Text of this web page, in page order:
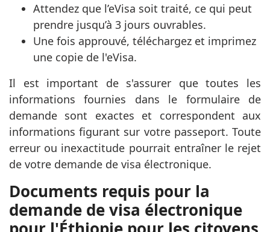
Attendez que l’eVisa soit traité, ce qui peut
prendre jusqu’à 3 jours ouvrables.
Une fois approuvé, téléchargez et imprimez
une copie de l'eVisa.
Il est important de s'assurer que toutes les
informations fournies dans le formulaire de
demande sont exactes et correspondent aux
informations figurant sur votre passeport. Toute
erreur ou inexactitude pourrait entraîner le rejet
de votre demande de visa électronique.
Documents requis pour la
demande de visa électronique